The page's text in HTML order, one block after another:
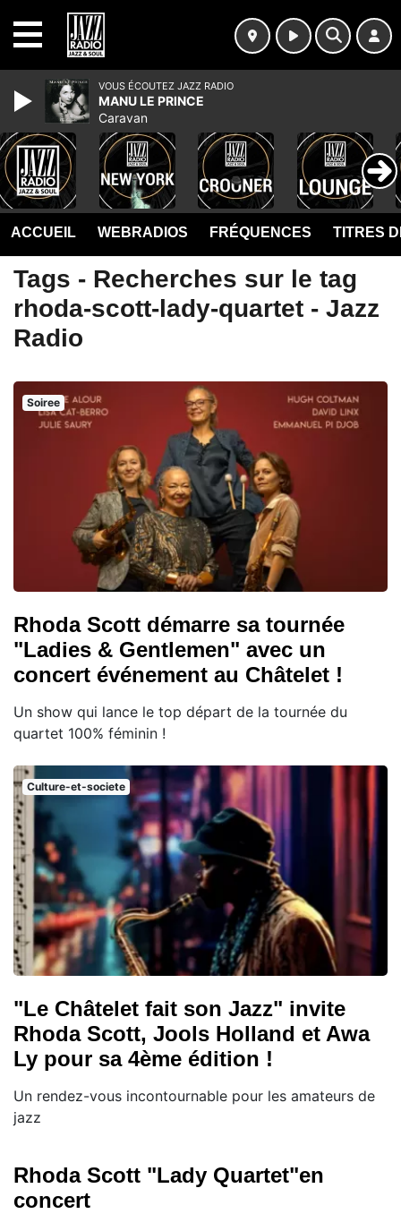
ACCUEIL WEBRADIOS FRÉQUENCES TITRES
Tags - Recherches sur le tag
rhoda-scott-lady-quartet - Jazz
Radio
Soiree
Rhoda Scott démarre sa tournée
"Ladies & Gentlemen" avec un
concert événement au Châtelet !
Un show qui lance le top départ de la tournée du
quartet 100% féminin !
Culture-et-societe
"Le Châtelet fait son Jazz" invite
Rhoda Scott, Jools Holland et Awa
Ly pour sa 4ème édition !
Un rendez-vous incontournable pour les amateurs de
jazz
Rhoda Scott "Lady Quartet"en
concert
VOUS ÉCOUTEZ JAZZ RADIO
MANU LE PRINCE
Caravan